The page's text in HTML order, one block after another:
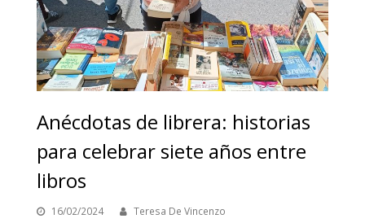
Anécdotas de librera: historias
para celebrar siete años entre
libros
16/02/2024
Teresa De Vincenzo